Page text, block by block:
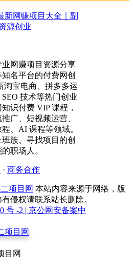
业网赚项目资源分享
名平台的付费网创
淘宝电商、拼多多运
技术等热门创业
识付费 VIP 课程，
广、短视频运营、
、AI 课程等领域。
族、寻找项目的创
职场人。
· 商务合作
项目网 本站内容来源于网络，版
侵权请联系站长删除。
号 -2 | 京公网安备案中